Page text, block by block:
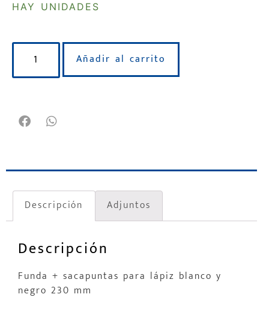
HAY UNIDADES
Añadir al carrito
Descripción Adjuntos
Descripción
Funda + sacapuntas para lápiz blanco y
negro 230 mm